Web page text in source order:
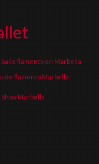
baile flamenco en Marbella
de flamenco Marbella
Show Marbella